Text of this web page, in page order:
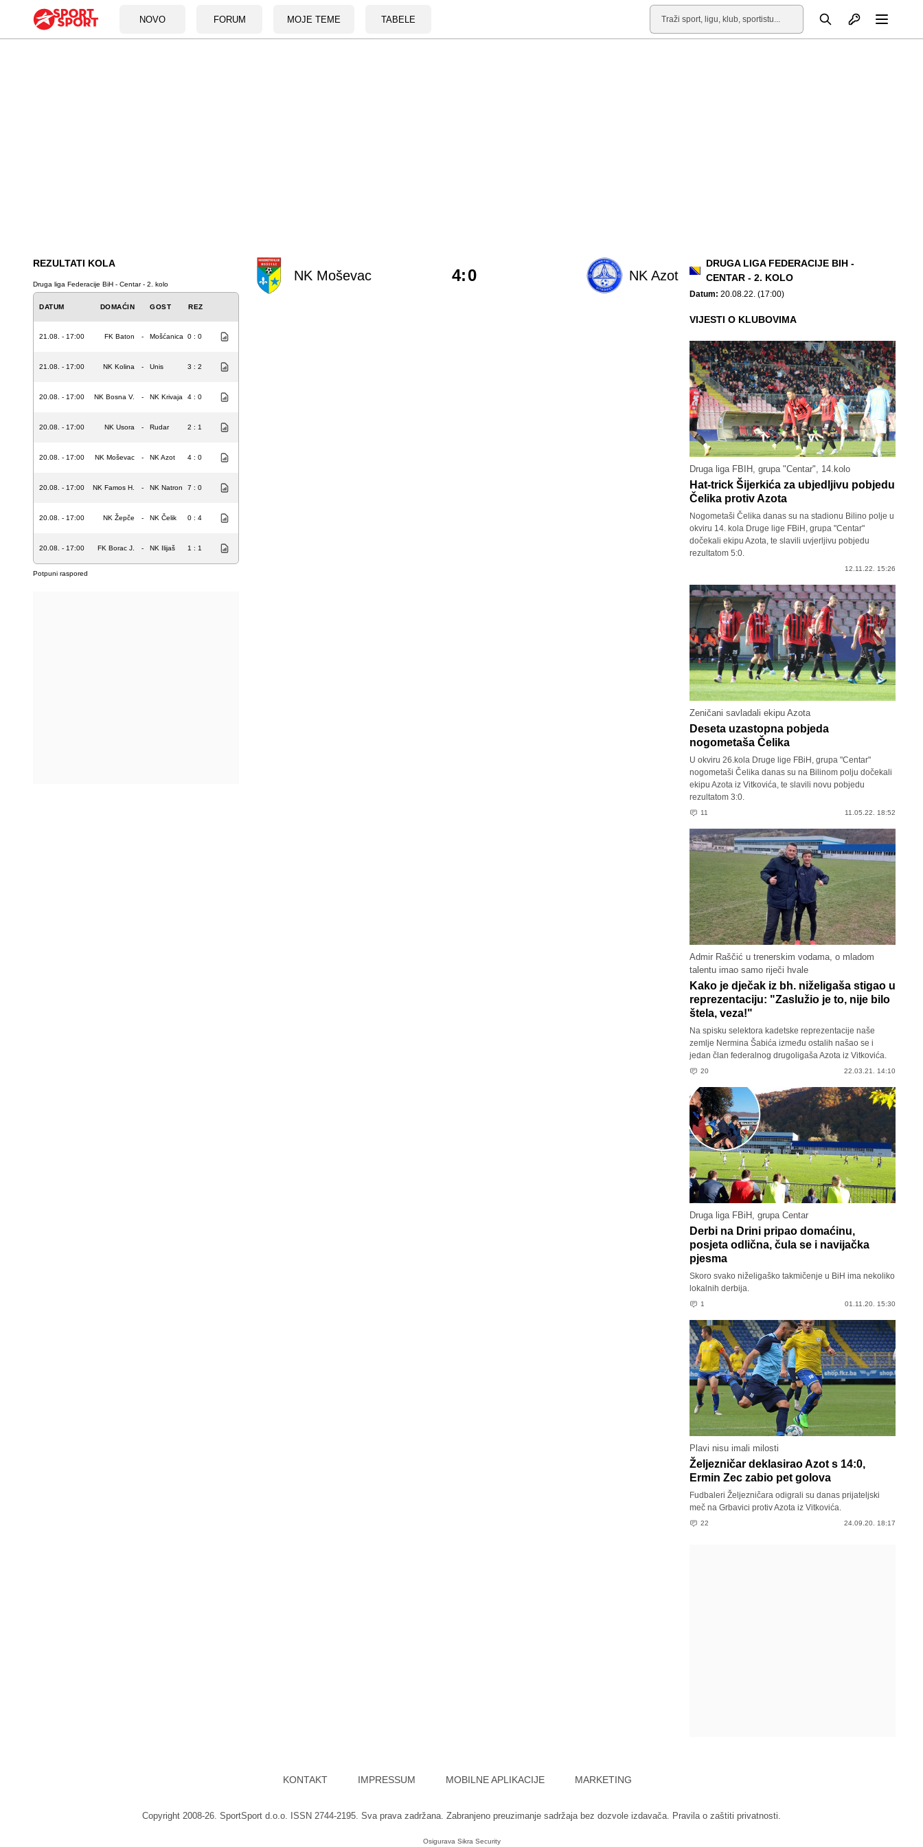
NOVO FORUM MOJE TEME TABELE
Pretraga Otvori profil
REZULTATI KOLA
Druga liga Federacije BiH - Centar - 2. kolo
DATUM DOMAĆIN GOST REZ
21.08. - 17:00 FK Baton - Mošćanica 0 : 0
21.08. - 17:00 NK Kolina - Unis 3 : 2
20.08. - 17:00 NK Bosna V. - NK Krivaja 4 : 0
20.08. - 17:00 NK Usora - Rudar 2 : 1
20.08. - 17:00 NK Moševac - NK Azot 4 : 0
20.08. - 17:00 NK Famos H. - NK Natron 7 : 0
20.08. - 17:00 NK Žepče - NK Čelik 0 : 4
20.08. - 17:00 FK Borac J. - NK Ilijaš 1 : 1
Potpuni raspored
NK Moševac NK Azot
4:0
DRUGA LIGA FEDERACIJE BIH -
CENTAR - 2. KOLO
Datum: 20.08.22. (17:00)
VIJESTI O KLUBOVIMA
Druga liga FBIH, grupa "Centar", 14.kolo
Hat-trick Šijerkića za ubjedljivu pobjedu
Čelika protiv Azota
Nogometaši Čelika danas su na stadionu Bilino polje u
okviru 14. kola Druge lige FBiH, grupa "Centar"
dočekali ekipu Azota, te slavili uvjerljivu pobjedu
rezultatom 5:0.
12.11.22. 15:26
Zeničani savladali ekipu Azota
Deseta uzastopna pobjeda
nogometaša Čelika
U okviru 26.kola Druge lige FBiH, grupa "Centar"
nogometaši Čelika danas su na Bilinom polju dočekali
ekipu Azota iz Vitkovića, te slavili novu pobjedu
rezultatom 3:0.
11 11.05.22. 18:52
Admir Raščić u trenerskim vodama, o mladom
talentu imao samo riječi hvale
Kako je dječak iz bh. niželigaša stigao u
reprezentaciju: "Zaslužio je to, nije bilo
štela, veza!"
Na spisku selektora kadetske reprezentacije naše
zemlje Nermina Šabića između ostalih našao se i
jedan član federalnog drugoligaša Azota iz Vitkovića.
20 22.03.21. 14:10
Druga liga FBiH, grupa Centar
Derbi na Drini pripao domaćinu,
posjeta odlična, čula se i navijačka
pjesma
Skoro svako niželigaško takmičenje u BiH ima nekoliko
lokalnih derbija.
1 01.11.20. 15:30
Plavi nisu imali milosti
Željezničar deklasirao Azot s 14:0,
Ermin Zec zabio pet golova
Fudbaleri Željezničara odigrali su danas prijateljski
meč na Grbavici protiv Azota iz Vitkovića.
22 24.09.20. 18:17
KONTAKT IMPRESSUM MOBILNE APLIKACIJE MARKETING
Copyright 2008-26. SportSport d.o.o. ISSN 2744-2195. Sva prava zadržana. Zabranjeno preuzimanje sadržaja bez dozvole izdavača. Pravila o zaštiti privatnosti.
Osigurava Sikra Security